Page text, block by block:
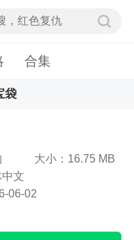
合集
袋
大小：16.75 MB
文
06-02